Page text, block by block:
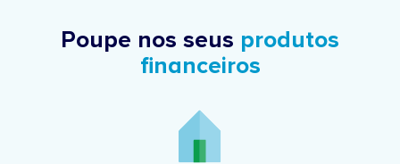
Poupe nos seus produtos
financeiros